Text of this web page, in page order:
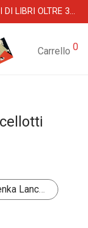
SPEDIZIONI GRATUITE IN ITALIA PER ORDINI DI LIBRI OLTRE 39 €
Carrello 0
Lancellotti”